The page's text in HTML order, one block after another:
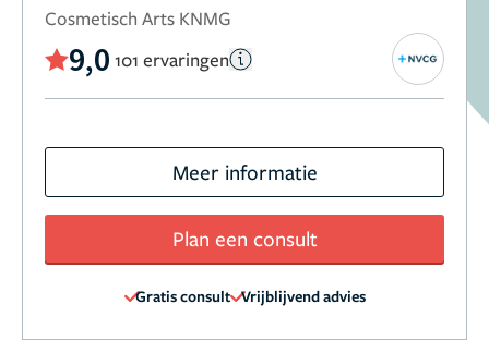
Cosmetisch Arts KNMG
9,0 101 ervaringen
Meer informatie
Plan een consult
Gratis consult Vrijblijvend advies